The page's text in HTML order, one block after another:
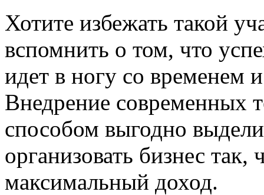
Хотите избежать такой
вспомнить о том, что
идет в ногу со временем
Внедрение современных
способом выгодно
организовать бизнес
максимальный доход.